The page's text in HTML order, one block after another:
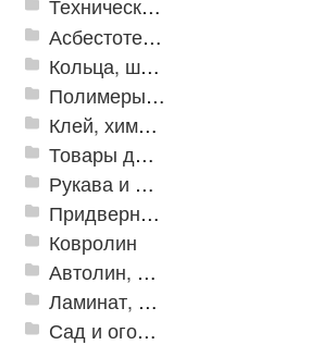
Техническая резина
Асбестотехнические и теплоизоляционные материалы
Кольца, шайбы, манжеты
Полимеры и пластики
Клей, химия, сопутствующие товары
Товары для дома
Рукава и шланги промышленные
Придверные решетки
Ковролин
Автолин, Транслин, Линолеум
Ламинат, Кварцвиниловая плитка SPC
Сад и огород